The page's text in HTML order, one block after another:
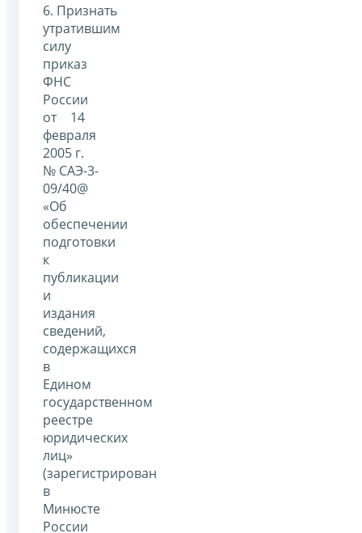
6. Признать
утратившим
силу
приказ
ФНС
России
от 14
февраля
2005 г.
№ САЭ-3-
09/40@
«Об
обеспечении
подготовки
к
публикации
и
издания
сведений,
содержащихся
в
Едином
государственном
реестре
юридических
лиц»
(зарегистрирован
в
Минюсте
России